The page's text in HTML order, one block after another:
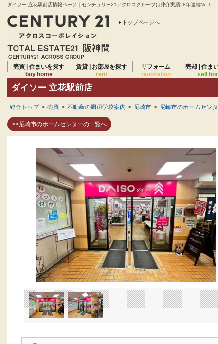
ダイソー 立花駅前店情報ページ｜センチュリー21アクロスグループは仲介実績28年連続No.1
トップページへ
売買 | 住まいを探す
buy home
賃貸 | お部屋を探す
rent
リフォーム
renovation
売却 | 住ま
sell
ダイソー 立花駅前店
総合トップ > 売買 > 不動産の周辺学校案内 > 尼崎市 > 尼崎市のホームセン
<<尼崎市のホームセンターの一覧へ